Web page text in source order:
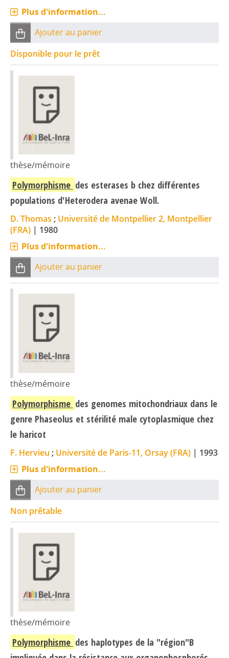
Plus d'information...
Ajouter au panier
Disponible pour le prêt
thèse/mémoire
Polymorphisme des esterases b chez différentes
populations d'Heterodera avenae Woll.
D. Thomas ; Université de Montpellier 2, Montpellier
(FRA) | 1980
Plus d'information...
Ajouter au panier
thèse/mémoire
Polymorphisme des genomes mitochondriaux dans le
genre Phaseolus et stérilité male cytoplasmique chez
le haricot
F. Hervieu ; Université de Paris-11, Orsay (FRA) | 1993
Plus d'information...
Ajouter au panier
Non prêtable
thèse/mémoire
Polymorphisme des haplotypes de la "région"B